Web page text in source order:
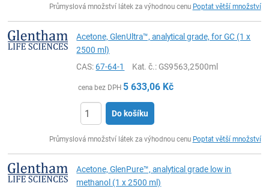
Průmyslová množství látek za výhodnou cenu Poptat větší množství
Acetone, GlenUltra™, analytical grade, for GC (1 x
2500 ml)
CAS:67-64-1 Kat. č.: GS9563,2500ml
cena bez DPH 5 633,06 Kč
Do košíku
Průmyslová množství látek za výhodnou cenu Poptat větší množství
Acetone, GlenPure™, analytical grade low in
methanol (1 x 2500 ml)